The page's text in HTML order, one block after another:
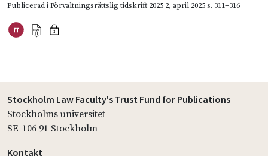
Publicerad iFörvaltningsrättslig tidskrift 2025 2, april 2025s. 311–316
Stockholm Law Faculty's Trust Fund for Publications
Stockholms universitet
SE-106 91 Stockholm
Kontakt